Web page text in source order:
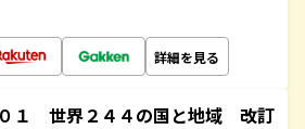
詳細を見る
１ 世界２４４の国と地域 改訂